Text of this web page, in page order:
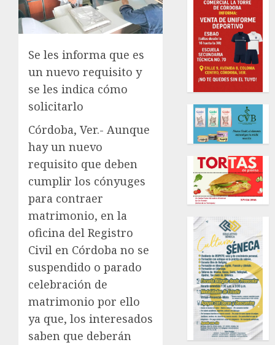
Se les informa que es
un nuevo requisito y
se les indica cómo
solicitarlo
Córdoba, Ver.- Aunque
hay un nuevo
requisito que deben
cumplir los cónyuges
para contraer
matrimonio, en la
oficina del Registro
Civil en Córdoba no se
suspendido o parado
celebración de
matrimonio por ello
ya que, los interesados
saben que deberán